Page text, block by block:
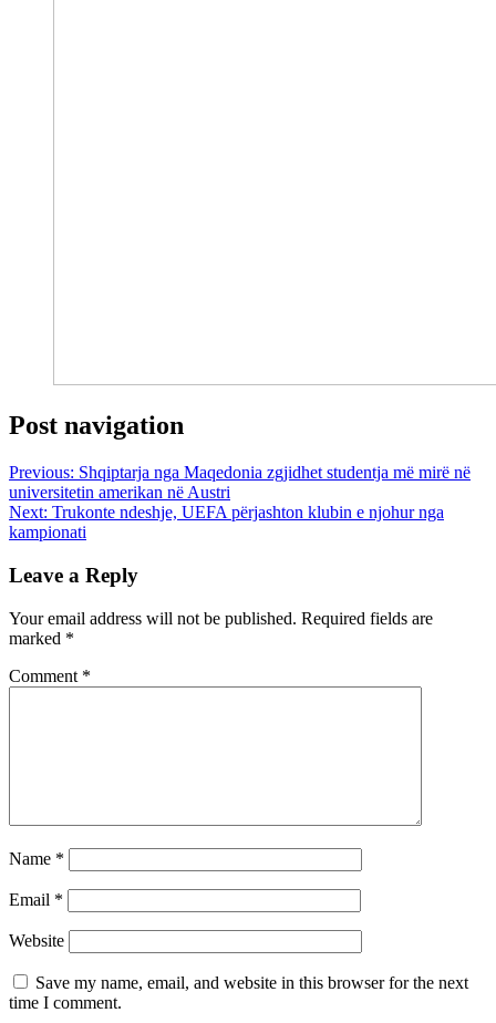
Post navigation
Previous: Shqiptarja nga Maqedonia zgjidhet studentja më mirë në
universitetin amerikan në Austri
Next: Trukonte ndeshje, UEFA përjashton klubin e njohur nga
kampionati
Leave a Reply
Your email address will not be published. Required fields are
marked *
Comment *
Name *
Email *
Website
Save my name, email, and website in this browser for the next
time I comment.